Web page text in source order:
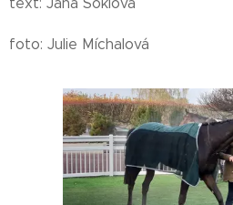
foto: Julie Míchalová